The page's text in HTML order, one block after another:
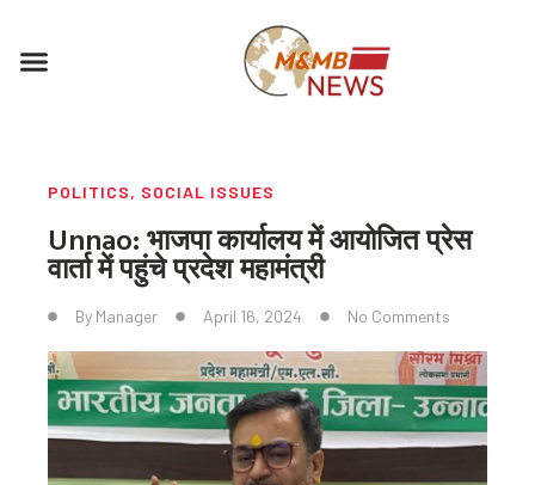
contentMenu
POLITICS, SOCIAL ISSUES
Unnao: भाजपा कार्यालय में आयोजित प्रेस
वार्ता में पहुंचे प्रदेश महामंत्री
By Manager April 16, 2024 No Comments